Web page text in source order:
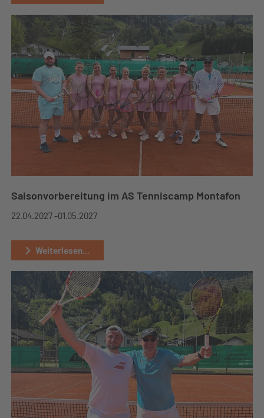
Saisonvorbereitung im AS Tenniscamp Montafon
22.04.2027 -01.05.2027
Weiterlesen...